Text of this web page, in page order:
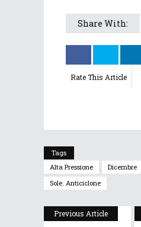
Share With:
Rate This Article
Tags
Alta Pressione
Dicembre
Sole. Anticiclone
Previous Article